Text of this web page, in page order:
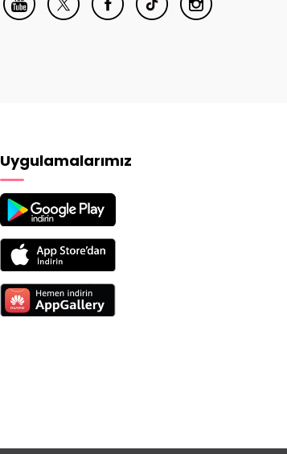
Uygulamalarımız